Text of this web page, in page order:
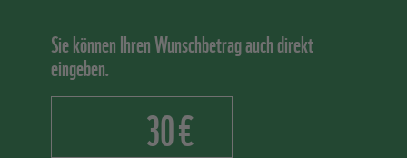
Sie können Ihren Wunschbetrag auch direkt
eingeben.
€